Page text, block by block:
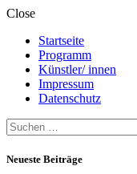
Close
Startseite
Programm
Künstler/ innen
Impressum
Datenschutz
Suchen
nach:
Neueste Beiträge